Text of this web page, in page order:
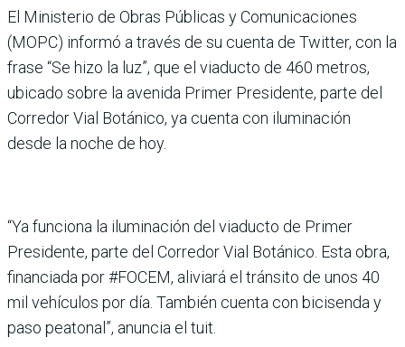
El Ministerio de Obras Públicas y Comunicaciones
(MOPC) informó a través de su cuenta de Twitter, con la
frase “Se hizo la luz”, que el viaducto de 460 metros,
ubicado sobre la avenida Primer Presidente, parte del
Corredor Vial Botánico, ya cuenta con iluminación
desde la noche de hoy.
“Ya funciona la iluminación del viaducto de Primer
Presidente, parte del Corredor Vial Botánico. Esta obra,
financiada por #FOCEM, aliviará el tránsito de unos 40
mil vehículos por día. También cuenta con bicisenda y
paso peatonal”, anuncia el tuit.